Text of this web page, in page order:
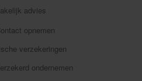
advies
opnemen
verzekeringen
ondernemen